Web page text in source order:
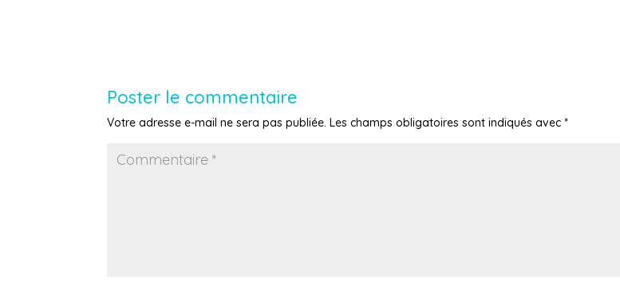
Poster le commentaire
Votre adresse e-mail ne sera pas publiée. Les champs obligatoires sont indiqués avec*